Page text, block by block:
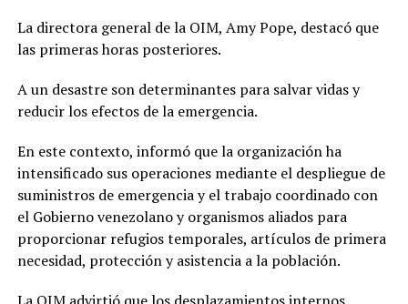
La directora general de la OIM, Amy Pope, destacó que
las primeras horas posteriores.
A un desastre son determinantes para salvar vidas y
reducir los efectos de la emergencia.
En este contexto, informó que la organización ha
intensificado sus operaciones mediante el despliegue de
suministros de emergencia y el trabajo coordinado con
el Gobierno venezolano y organismos aliados para
proporcionar refugios temporales, artículos de primera
necesidad, protección y asistencia a la población.